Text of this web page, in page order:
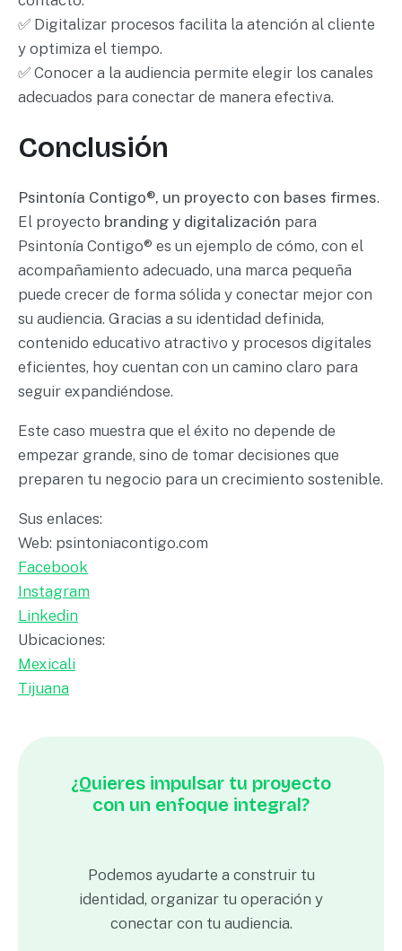
✅ Digitalizar procesos facilita la atención al cliente
y optimiza el tiempo.
✅ Conocer a la audiencia permite elegir los canales
adecuados para conectar de manera efectiva.
Conclusión
Psintonía Contigo®, un proyecto con bases firmes.
El proyecto branding y digitalización para
Psintonía Contigo® es un ejemplo de cómo, con el
acompañamiento adecuado, una marca pequeña
puede crecer de forma sólida y conectar mejor con
su audiencia. Gracias a su identidad definida,
contenido educativo atractivo y procesos digitales
eficientes, hoy cuentan con un camino claro para
seguir expandiéndose.
Este caso muestra que el éxito no depende de
empezar grande, sino de tomar decisiones que
preparen tu negocio para un crecimiento sostenible.
Sus enlaces:
Web: psintoniacontigo.com
Facebook
Instagram
Linkedin
Ubicaciones:
Mexicali
Tijuana
¿Quieres impulsar tu proyecto
con un enfoque integral?
Podemos ayudarte a construir tu
identidad, organizar tu operación y
conectar con tu audiencia.